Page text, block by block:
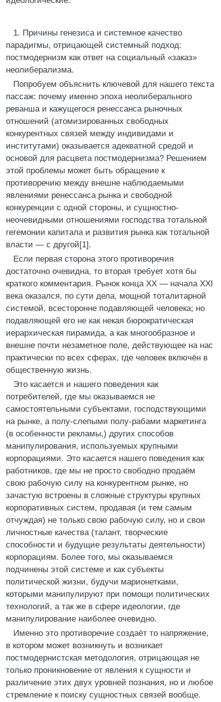
1. Причины генезиса и системное качество
парадигмы, отрицающей системный подход:
постмодернизм как ответ на социальный «заказ»
неолиберализма.
Попробуем объяснить ключевой для нашего текста
пассаж: почему именно эпоха неолиберального
реванша и кажущегося ренессанса рыночных
отношений (атомизированных свободных
конкурентных связей между индивидами и
институтами) оказывается адекватной средой и
основой для расцвета постмодернизма? Решением
этой проблемы может быть обращение к
противоречию между внешне наблюдаемыми
явлениями ренессанса рынка и свободной
конкуренции с одной стороны, и сущностно-
неочевидными отношениями господства тотальной
гегемонии капитала и развития рынка как тотальной
власти — с другой[1].
Если первая сторона этого противоречия
достаточно очевидна, то вторая требует хотя бы
краткого комментария. Рынок конца XX — начала XXI
века оказался, по сути дела, мощной тоталитарной
системой, всесторонне подавляющей человека; но
подавляющей его не как некая бюрократическая
иерархическая пирамида, а как многообразное и
внешне почти незаметное поле, действующее на нас
практически по всех сферах, где человек включён в
общественную жизнь.
Это касается и нашего поведения как
потребителей, где мы оказываемся не
самостоятельными субъектами, господствующими
на рынке, а полу-слепыми полу-рабами маркетинга
(в особенности рекламы,) других способов
манипулирования, используемых крупными
корпорациями. Это касается нашего поведения как
работников, где мы не просто свободно продаём
свою рабочую силу на конкурентном рынке, но
зачастую встроены в сложные структуры крупных
корпоративных систем, продавая (и тем самым
отчуждая) не только свою рабочую силу, но и свои
личностные качества (талант, творческие
способности и будущие результаты деятельности)
корпорациям. Более того, мы оказываемся
подчинены этой системе и как субъекты
политической жизни, будучи марионетками,
которыми манипулируют при помощи политических
технологий, а так же в сфере идеологии, где
манипулирование наиболее очевидно.
Именно это противоречие создаёт то напряжение,
в котором может возникнуть и возникает
постмодернистская методология, отрицающая не
только проникновение от явления к сущности и
различение этих двух уровней познания, но и любое
стремление к поиску сущностных связей вообще.